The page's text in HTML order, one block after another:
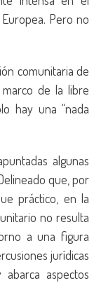
Pero no
comunitaria de
de la libre
hay una “nada
algunas
que, por
práctico, en la
no resulta
a una figura
jurídicas
aspectos